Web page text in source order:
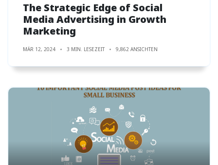
The Strategic Edge of Social
Media Advertising in Growth
Marketing
MÄR 12, 2024 3 MIN. LESEZEIT 9,862 ANSICHTEN